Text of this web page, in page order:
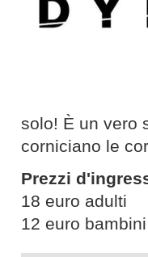
solo! È un vero
corniciano le
Prezzi
18 euro adulti
12 euro